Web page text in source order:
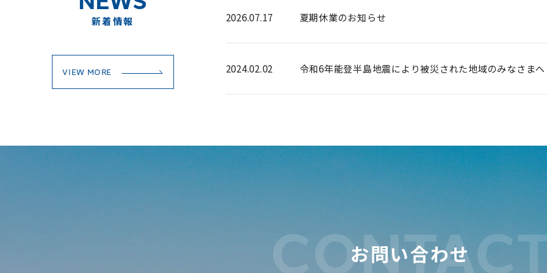
新着情報
VIEW MORE
2026.07.17 夏期休業のお知らせ
2024.02.02 令和6年能登半島地震により被災された地域のみなさまへ
お問い合わせ